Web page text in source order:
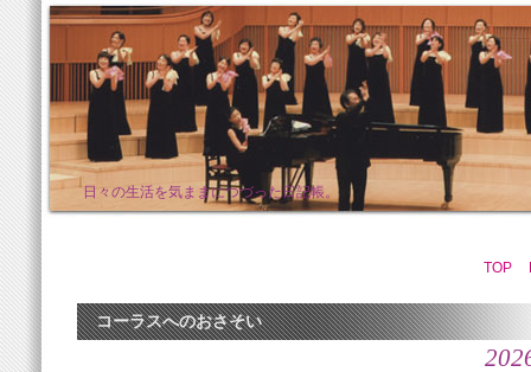
日々の生活を気ままにつづった日記帳。
TOP
コーラスへのおさそい